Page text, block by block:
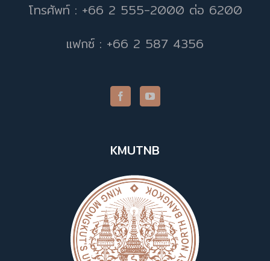
โทรศัพท์ : +66 2 555-2000 ต่อ 6200
แฟกซ์ : +66 2 587 4356
KMUTNB